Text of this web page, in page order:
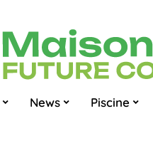
News Piscine